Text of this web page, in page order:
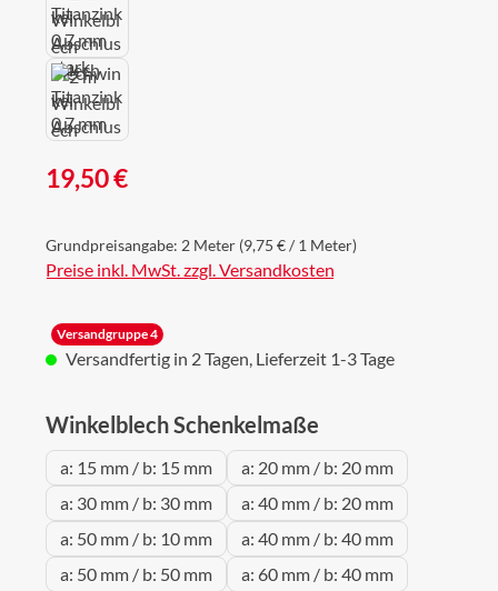
Regulärer Preis:
19,50 €
Grundpreisangabe: 2 Meter (9,75 € / 1 Meter)
Preise inkl. MwSt. zzgl. Versandkosten
Versandgruppe 4
Versandfertig in 2 Tagen, Lieferzeit 1-3 Tage
Winkelblech Schenkelmaße
a: 15 mm / b: 15 mm
a: 20 mm / b: 20 mm
a: 30 mm / b: 30 mm
a: 40 mm / b: 20 mm
a: 50 mm / b: 10 mm
a: 40 mm / b: 40 mm
a: 50 mm / b: 50 mm
a: 60 mm / b: 40 mm